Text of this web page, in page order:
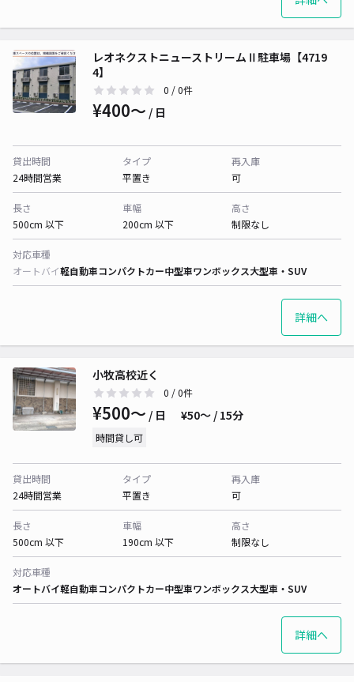
レオネクストニューストリームⅡ駐車場【4719
4】
0 / 0件
¥400〜 / 日
貸出時間
24時間営業
タイプ
平置き
再入庫
可
長さ
500cm 以下
車幅
200cm 以下
高さ
制限なし
対応車種
オートバイ軽自動車コンパクトカー中型車ワンボックス大型車・SUV
詳細へ
小牧高校近く
0 / 0件
¥500〜 / 日 ¥50〜 / 15分
時間貸し可
貸出時間
24時間営業
タイプ
平置き
再入庫
可
長さ
500cm 以下
車幅
190cm 以下
高さ
制限なし
対応車種
オートバイ軽自動車コンパクトカー中型車ワンボックス大型車・SUV
詳細へ